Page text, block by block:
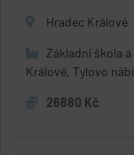
Hradec Králové
Základní škola
Králové, Tylovo
26880 Kč